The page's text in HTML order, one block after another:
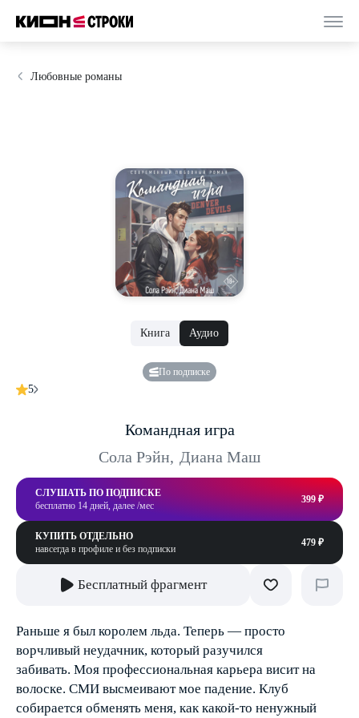
Любовные романы
Книга Аудио
По подписке
5
Командная игра
Сола Рэйн, Диана Маш
СЛУШАТЬ ПО ПОДПИСКЕ
бесплатно 14 дней, далее /мес
399 ₽
КУПИТЬ ОТДЕЛЬНО
навсегда в профиле и без подписки
479 ₽
Бесплатный фрагмент
Раньше я был королем льда. Теперь — просто
ворчливый неудачник, который разучился
забивать. Моя профессиональная карьера висит на
волоске. СМИ высмеивают мое падение. Клуб
собирается обменять меня, как какой-то ненужный